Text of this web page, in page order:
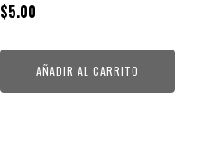
$5.00
AÑADIR AL CARRITO